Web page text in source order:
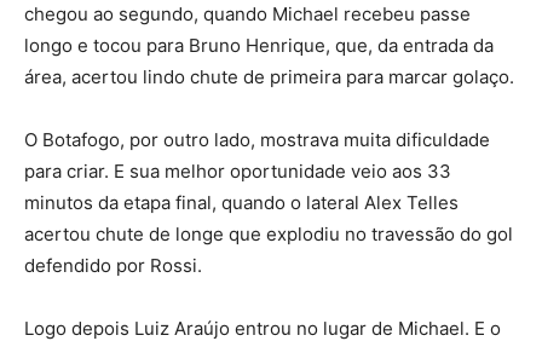
chegou ao segundo, quando Michael recebeu passe
longo e tocou para Bruno Henrique, que, da entrada da
área, acertou lindo chute de primeira para marcar golaço.
O Botafogo, por outro lado, mostrava muita dificuldade
para criar. E sua melhor oportunidade veio aos 33
minutos da etapa final, quando o lateral Alex Telles
acertou chute de longe que explodiu no travessão do gol
defendido por Rossi.
Logo depois Luiz Araújo entrou no lugar de Michael. E o